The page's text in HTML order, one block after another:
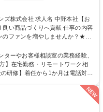
名 中野本社【お
づくりへ貢献 仕事の内容
ファンを増やしませんか？★≫
していく上で、窓口となるお客
様からの声に迅速かつ誠意をも
内活動に反映しています。 【具
応件数】■電話：月間一人当たり
【お客様
品づくりへ貢献
ーやお客様相談室の業務経験、
】在宅勤務・リモートワーク相
りフォローする体制を整えていま
】キリングループの広報機能を担
し、磨き上げたホスピタリティ